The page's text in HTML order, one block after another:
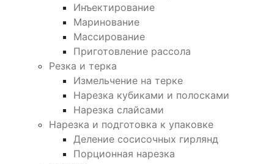
Инъектирование
Маринование
Массирование
Приготовление рассола
Резка и терка
Измельчение на терке
Нарезка кубиками и полосками
Нарезка слайсами
Нарезка и подготовка к упаковке
Деление сосисочных гирлянд
Порционная нарезка